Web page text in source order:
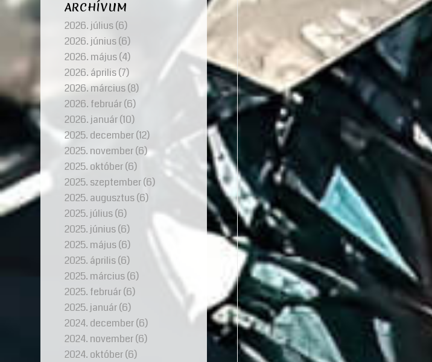
ARCHÍVUM
2026. július(6)
2026. június(6)
2026. május(4)
2026. április(7)
2026. március(8)
2026. február(6)
2026. január(10)
2025. december(12)
2025. november(6)
2025. október(6)
2025. szeptember(6)
2025. augusztus(6)
2025. július(6)
2025. június(6)
2025. május(6)
2025. április(6)
2025. március(6)
2025. február(6)
2025. január(6)
2024. december(6)
2024. november(6)
2024. október(6)